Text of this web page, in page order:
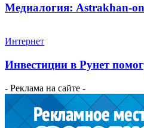
Медиалогия: Astrakhan-
Интернет
Инвестиции в Рунет
- Реклама на сайте -